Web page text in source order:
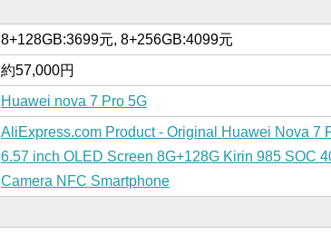
8+128GB:3699元, 8+256GB:4099元
約57,000円
Huawei nova 7 Pro 5G
AliExpress.com Product - Original Huawei Nova 7
6.57 inch OLED Screen 8G+128G Kirin 985 SOC
Camera NFC Smartphone